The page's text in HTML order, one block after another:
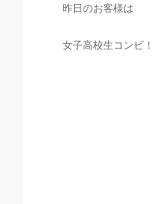
昨日のお客様は
女子高校生コンビ！